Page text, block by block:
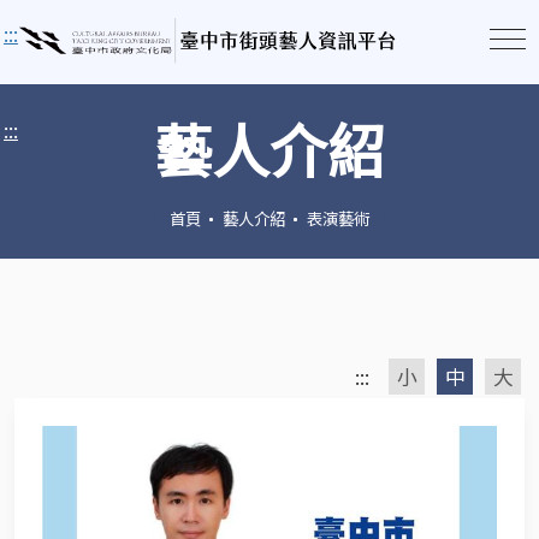
:::
::: 藝人介紹
首頁 藝人介紹 表演藝術
::: 小 中 大